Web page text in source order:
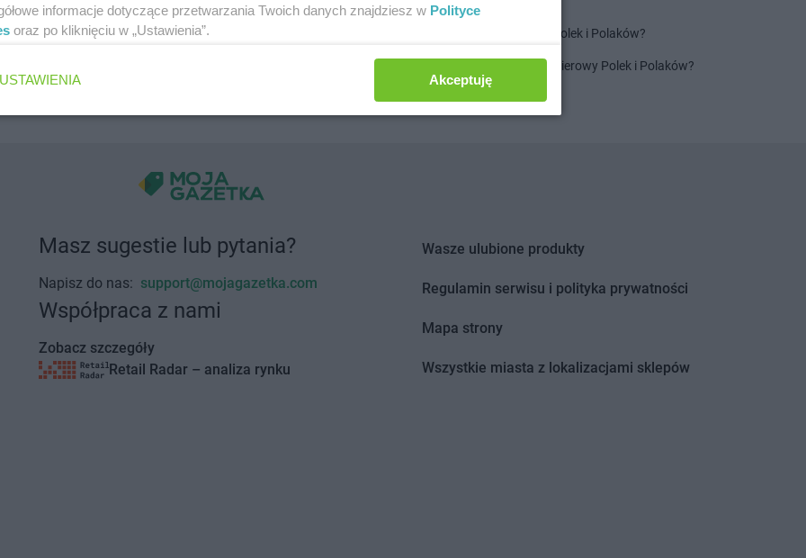
Jakie są ulubione płatki owsiane Polek i Polaków? Jaki jest ulubiony szampon Polek i Polaków?
Jaki jest ulubiony ręcznik papierowy Polek i Polaków?
Masz sugestie lub pytania?
Napisz do nas: support@mojagazetka.com
Współpraca z nami
Zobacz szczegóły
Retail Radar – analiza rynku
Wasze ulubione produkty
Regulamin serwisu i polityka prywatności
Mapa strony
Wszystkie miasta z lokalizacjami sklepów
informacje dotyczące przetwarzania Twoich danych znajdziesz w Polityce
oraz po kliknięciu w „Ustawienia”.
USTAWIENIA Akceptuję